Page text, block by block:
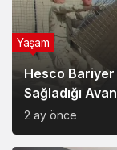
Hesco
Sağladığı
2 ay önce
Yaşam